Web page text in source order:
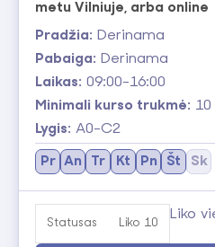
metu Vilniuje, arba online
Pradžia: Derinama
Pabaiga: Derinama
Laikas: 09:00-16:00
Minimali kurso trukmė:
Lygis: A0-C2
Pr An Tr Kt Pn Št Sk
Statusas Liko 10
Liko